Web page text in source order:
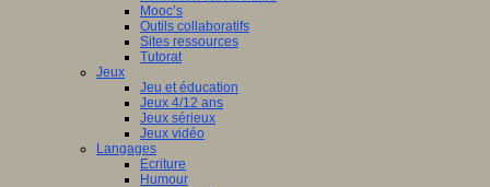
Mooc’s
Outils collaboratifs
Sites ressources
Tutorat
Jeux
Jeu et éducation
Jeux 4/12 ans
Jeux sérieux
Jeux vidéo
Langages
Ecriture
Humour